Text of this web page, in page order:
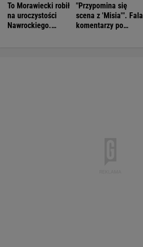
To Morawiecki robił
na uroczystości
Nawrockiego.
"Przypomina się
scena z 'Misia'". Fala
komentarzy po